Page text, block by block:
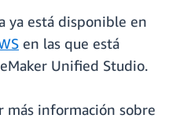
ya está disponible en
en las que está
Unified Studio.
más información sobre